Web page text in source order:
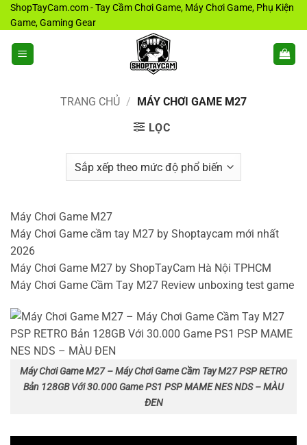
Bỏ
qua
nội
dung
ShopTayCam.com - Tay Cầm Chơi Game, Máy Chơi Game, Phụ Kiện
Game, Gaming Gear
TRANG CHỦ / MÁY CHƠI GAME M27
LỌC
Máy Chơi Game M27
Máy Chơi Game cầm tay M27 by Shoptaycam mới nhất
2026
Máy Chơi Game M27 by ShopTayCam Hà Nội TPHCM
Máy Chơi Game Cầm Tay M27 Review unboxing test game
Máy Chơi Game M27 – Máy Chơi Game Cầm Tay M27 PSP RETRO
Bản 128GB Với 30.000 Game PS1 PSP MAME NES NDS – MÀU
ĐEN